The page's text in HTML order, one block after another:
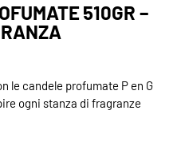
510GR –
le candele profumate P en G
ogni stanza di fragranze